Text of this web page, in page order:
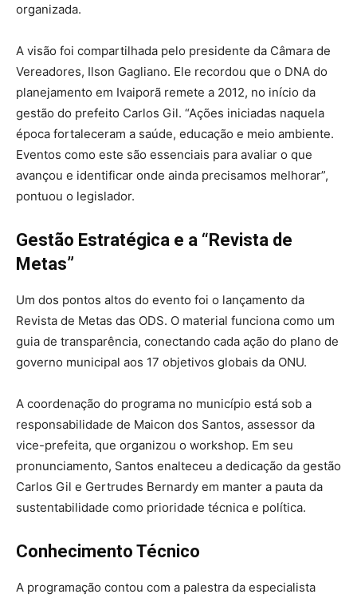
organizada.
A visão foi compartilhada pelo presidente da Câmara de
Vereadores, Ilson Gagliano. Ele recordou que o DNA do
planejamento em Ivaiporã remete a 2012, no início da
gestão do prefeito Carlos Gil. “Ações iniciadas naquela
época fortaleceram a saúde, educação e meio ambiente.
Eventos como este são essenciais para avaliar o que
avançou e identificar onde ainda precisamos melhorar”,
pontuou o legislador.
Gestão Estratégica e a “Revista de
Metas”
Um dos pontos altos do evento foi o lançamento da
Revista de Metas das ODS. O material funciona como um
guia de transparência, conectando cada ação do plano de
governo municipal aos 17 objetivos globais da ONU.
A coordenação do programa no município está sob a
responsabilidade de Maicon dos Santos, assessor da
vice-prefeita, que organizou o workshop. Em seu
pronunciamento, Santos enalteceu a dedicação da gestão
Carlos Gil e Gertrudes Bernardy em manter a pauta da
sustentabilidade como prioridade técnica e política.
Conhecimento Técnico
A programação contou com a palestra da especialista